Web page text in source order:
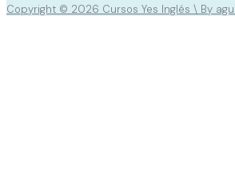
Copyright © 2026 Cursos Yes Inglés \ By